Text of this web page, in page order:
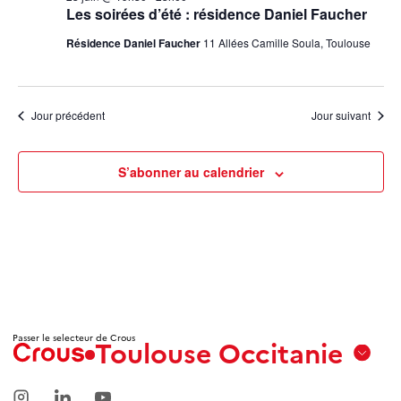
Les soirées d’été : résidence Daniel Faucher
Résidence Daniel Faucher 11 Allées Camille Soula, Toulouse
Jour précédent Jour suivant
S’abonner au calendrier
Passer le selecteur de CrousToulouse Occitanie
Marseille